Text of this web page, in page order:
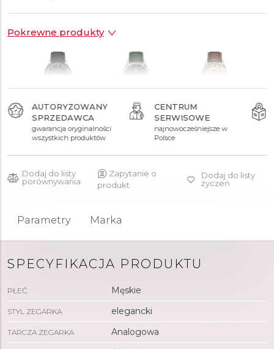
Pokrewne produkty
6 890 zł 6 890 zł 6 890 zł
AUTORYZOWANY
SPRZEDAWCA
gwarancja oryginalności
wszystkich produktów
CENTRUM
SERWISOWE
najnowocześniejsze w
Polsce
Dodaj do listy
porównywania
Zapytanie o
produkt
Dodaj do listy
życzeń
Parametry Marka
SPECYFIKACJA PRODUKTU
PŁEĆ Męskie
STYL ZEGARKA elegancki
TARCZA ZEGARKA Analogowa